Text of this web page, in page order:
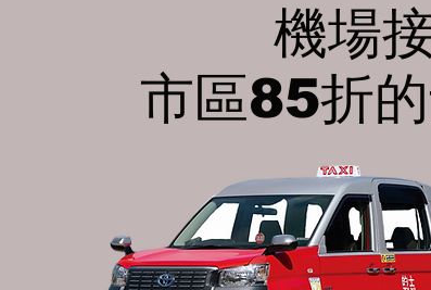
機場
市區85折